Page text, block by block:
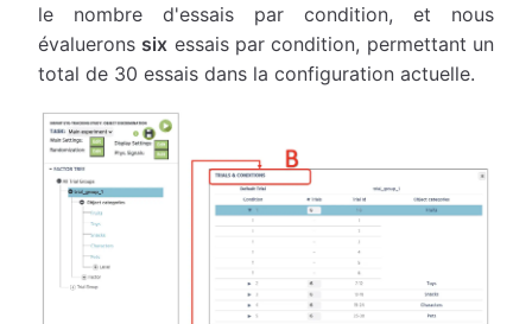
le nombre d'essais par condition, et nous
évaluerons six essais par condition, permettant un
total de 30 essais dans la configuration actuelle.